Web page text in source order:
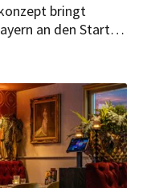
bringt
an den Start.